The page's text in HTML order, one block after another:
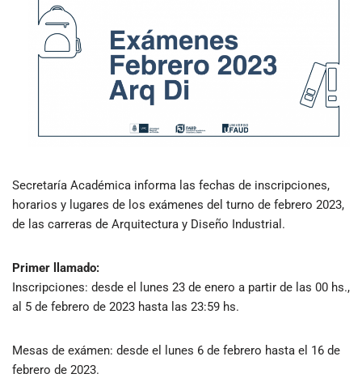
Secretaría Académica informa las fechas de inscripciones,
horarios y lugares de los exámenes del turno de febrero 2023,
de las carreras de Arquitectura y Diseño Industrial.
Primer llamado:
Inscripciones: desde el lunes 23 de enero a partir de las 00 hs.,
al 5 de febrero de 2023 hasta las 23:59 hs.
Mesas de exámen: desde el lunes 6 de febrero hasta el 16 de
febrero de 2023.